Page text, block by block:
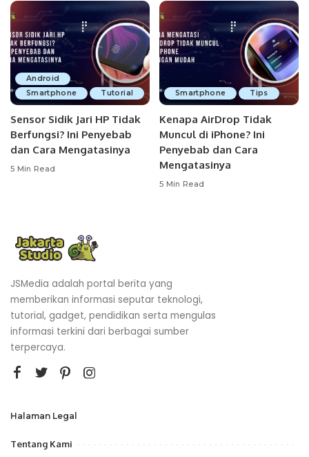
Android
Smartphone
Tutorial
Sensor Sidik Jari HP Tidak
Berfungsi? Ini Penyebab
dan Cara Mengatasinya
5 Min Read
Smartphone Tips
Kenapa AirDrop Tidak
Muncul di iPhone? Ini
Penyebab dan Cara
Mengatasinya
5 Min Read
JSMedia adalah portal berita yang
memberikan informasi seputar teknologi,
tutorial, gadget, pendidikan serta mengulas
informasi terkini dari berbagai sumber
terpercaya.
Halaman Legal
Tentang Kami